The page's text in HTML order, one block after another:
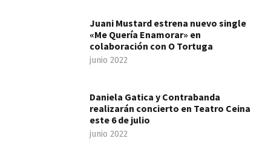
Juani Mustard estrena nuevo single
«Me Quería Enamorar» en
colaboración con O Tortuga
junio 2022
Daniela Gatica y Contrabanda
realizarán concierto en Teatro Ceina
este 6 de julio
junio 2022